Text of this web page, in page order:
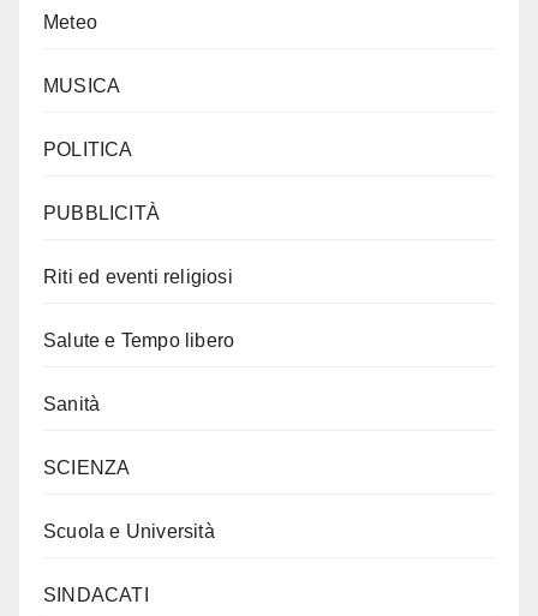
Meteo
MUSICA
POLITICA
PUBBLICITÀ
Riti ed eventi religiosi
Salute e Tempo libero
Sanità
SCIENZA
Scuola e Università
SINDACATI